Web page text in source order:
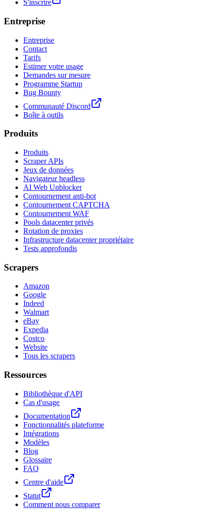
S'inscrire
Entreprise
Entreprise
Contact
Tarifs
Estimer votre usage
Demandes sur mesure
Programme Startup
Bug Bounty
Communauté Discord
Boîte à outils
Produits
Produits
Scraper APIs
Jeux de données
Navigateur headless
AI Web Unblocker
Contournement anti-bot
Contournement CAPTCHA
Contournement WAF
Pools datacenter privés
Rotation de proxies
Infrastructure datacenter propriétaire
Tests approfondis
Scrapers
Amazon
Google
Indeed
Walmart
eBay
Expedia
Costco
Website
Tous les scrapers
Ressources
Bibliothèque d'API
Cas d'usage
Documentation
Fonctionnalités plateforme
Intégrations
Modèles
Blog
Glossaire
FAQ
Centre d'aide
Statut
Comment nous comparer